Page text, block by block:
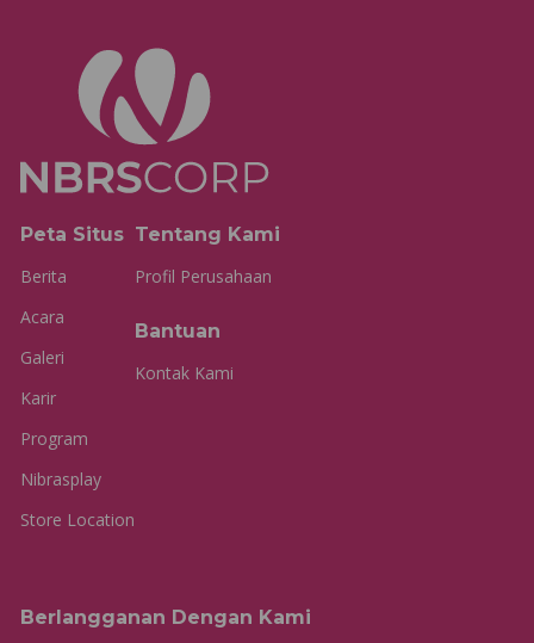
Peta Situs
Berita
Acara
Galeri
Karir
Program
Nibrasplay
Store Location
Tentang Kami
Profil Perusahaan
Bantuan
Kontak Kami
Berlangganan Dengan Kami